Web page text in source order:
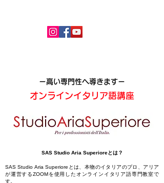
ー高い専門性へ導きますー
オンラインイタリア語講座
SAS Studio Aria Superioreとは？
SAS Studio Aria Superioreとは、本物のイタリアのプロ、アリア
が運営するZOOMを使用したオンラインイタリア語専門教室で
す。